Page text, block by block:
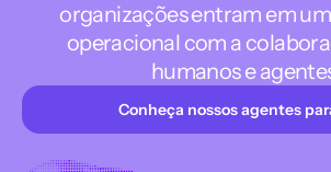
organizações entram em
operacional com a
humanos e
Conheça nossos agentes